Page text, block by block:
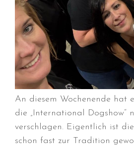
Juli
Juni
Mai
April
An diesem Wochenende hat
die „International Dogshow“
verschlagen. Eigentlich ist
schon fast zur Tradition